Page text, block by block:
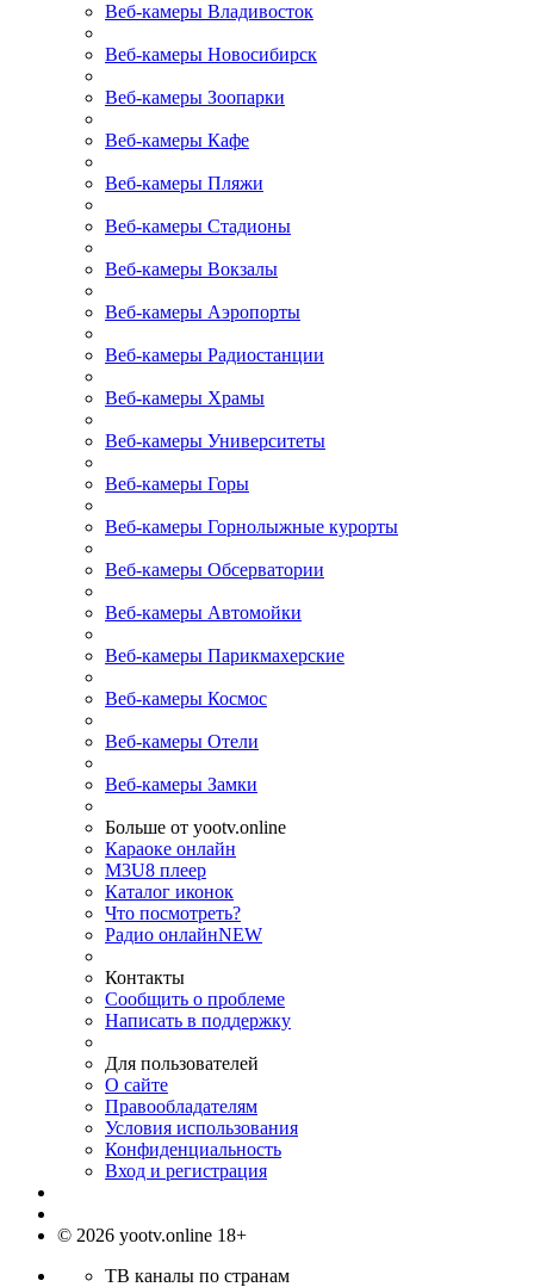
Веб-камеры Владивосток
Веб-камеры Новосибирск
Веб-камеры Зоопарки
Веб-камеры Кафе
Веб-камеры Пляжи
Веб-камеры Стадионы
Веб-камеры Вокзалы
Веб-камеры Аэропорты
Веб-камеры Радиостанции
Веб-камеры Храмы
Веб-камеры Университеты
Веб-камеры Горы
Веб-камеры Горнолыжные курорты
Веб-камеры Обсерватории
Веб-камеры Автомойки
Веб-камеры Парикмахерские
Веб-камеры Космос
Веб-камеры Отели
Веб-камеры Замки
Больше от yootv.online
Караоке онлайн
M3U8 плеер
Каталог иконок
Что посмотреть?
Радио онлайнNEW
Контакты
Сообщить о проблеме
Написать в поддержку
Для пользователей
О сайте
Правообладателям
Условия использования
Конфиденциальность
Вход и регистрация
© 2026 yootv.online 18+
ТВ каналы по странам